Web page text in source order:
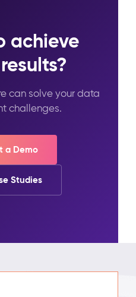
achieve
can solve your data
challenges.
a Demo
Studies